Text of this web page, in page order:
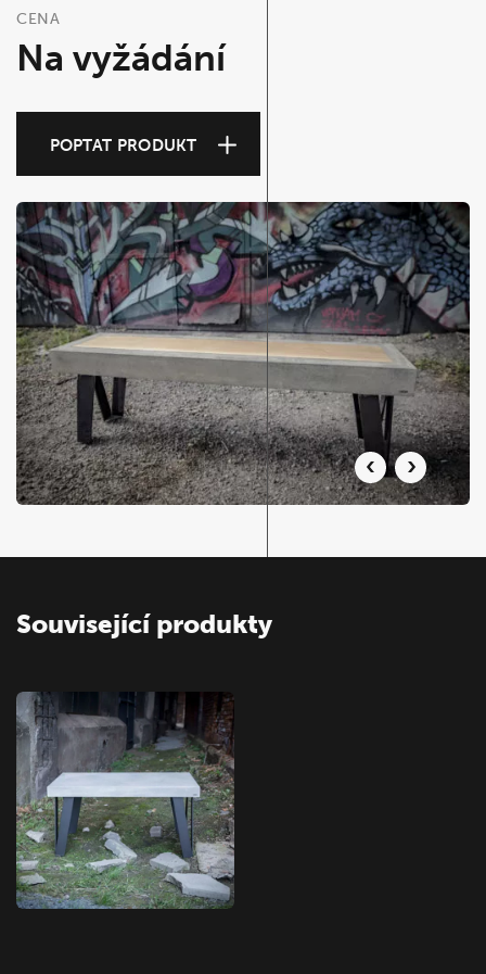
CENA
Na vyžádání
POPTAT PRODUKT
Související produkty